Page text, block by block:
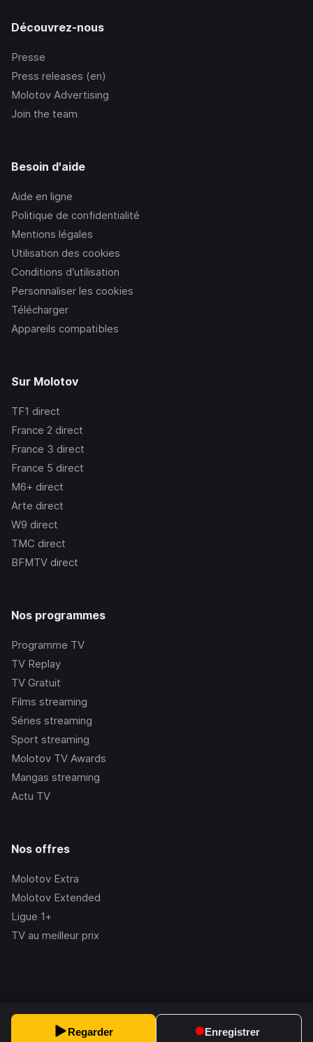
Regarder Enregistrer
Découvrez-nous
Presse
Press releases (en)
Molotov Advertising
Join the team
Besoin d'aide
Aide en ligne
Politique de confidentialité
Mentions légales
Utilisation des cookies
Conditions d’utilisation
Personnaliser les cookies
Télécharger
Appareils compatibles
Sur Molotov
TF1 direct
France 2 direct
France 3 direct
France 5 direct
M6+ direct
Arte direct
W9 direct
TMC direct
BFMTV direct
Nos programmes
Programme TV
TV Replay
TV Gratuit
Films streaming
Séries streaming
Sport streaming
Molotov TV Awards
Mangas streaming
Actu TV
Nos offres
Molotov Extra
Molotov Extended
Ligue 1+
TV au meilleur prix
2.228.1